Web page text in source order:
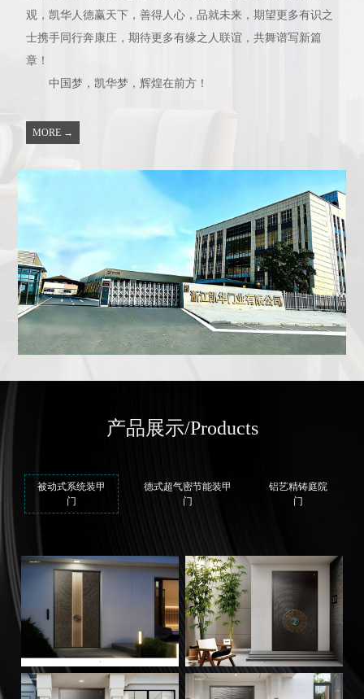
观，凯华人德赢天下，善得人心，品就未来，期望更多有识之
士携手同行奔康庄，期待更多有缘之人联谊，共舞谱写新篇
章！
中国梦，凯华梦，辉煌在前方！
MORE →
产品展示/Products
被动式系统装甲
门
德式超气密节能装甲
门
铝艺精铸庭院
门